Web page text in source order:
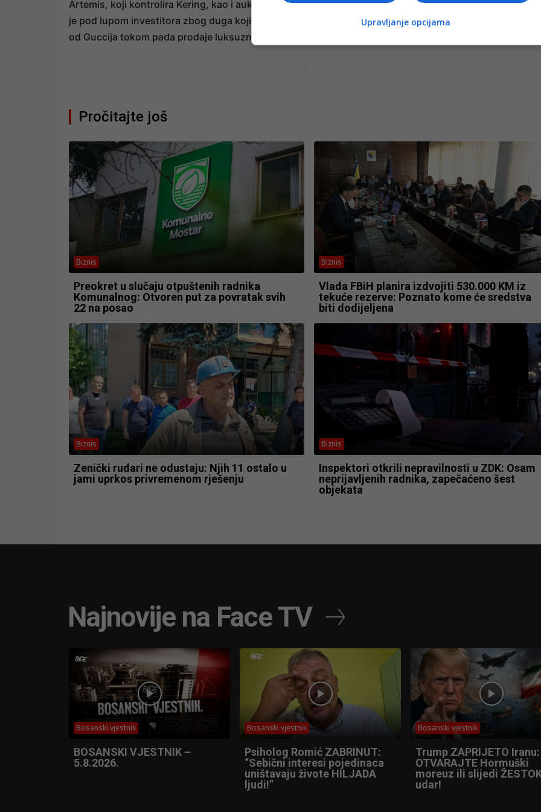
Artemis, koji kontrolira Kering, kao i aukcijsku kuću Christie's i holivudsku agenciju za talente CAA, bio
je pod lupom investitora zbog duga koji je nagomilao dok je Pinault pokušavao diverzificirati
od Guccija tokom pada prodaje luksuzne robe.
Pročitajte još
Biznis
Preokret u slučaju otpuštenih radnika
Komunalnog: Otvoren put za povratak svih
22 na posao
Biznis
Vlada FBiH planira izdvojiti 530.000 KM iz
tekuće rezerve: Poznato kome će sredstva
biti dodijeljena
Biznis
Zenički rudari ne odustaju: Njih 11 ostalo u
jami uprkos privremenom rješenju
Biznis
Inspektori otkrili nepravilnosti u ZDK: Osam
neprijavljenih radnika, zapečaćeno šest
objekata
Najnovije na Face TV
Bosanski vjestnik
BOSANSKI VJESTNIK –
5.8.2026.
Bosanski vjestnik
Psiholog Romić ZABRINUT:
“Sebični interesi pojedinaca
uništavaju živote HILJADA
ljudi!”
Bosanski vjestnik
Trump ZAPRIJETO Iranu:
OTVARAJTE Hormuški
moreuz ili slijedi
udar!
Upravljanje opcijama